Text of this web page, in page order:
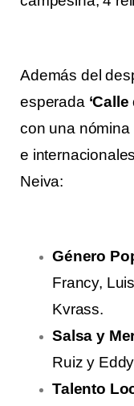
Además del
esperada
con una nómina
e
Neiva:
Género
Francy,
Kvrass.
Salsa y
Ruiz y
Talento